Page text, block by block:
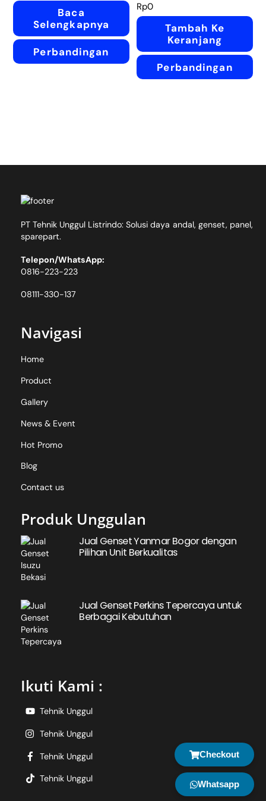
Checkout
Whatsapp
Baca
Selengkapnya
Perbandingan
Rp0
Tambah Ke
Keranjang
Perbandingan
PT Tehnik Unggul Listrindo: Solusi daya andal, genset, panel,
sparepart.
Telepon/WhatsApp:
0816-223-223
08111-330-137
Navigasi
Home
Product
Gallery
News & Event
Hot Promo
Blog
Contact us
Produk Unggulan
Jual Genset Yanmar Bogor dengan
Pilihan Unit Berkualitas
Jual Genset Perkins Tepercaya untuk
Berbagai Kebutuhan
Ikuti Kami :
Tehnik Unggul
Tehnik Unggul
Tehnik Unggul
Tehnik Unggul